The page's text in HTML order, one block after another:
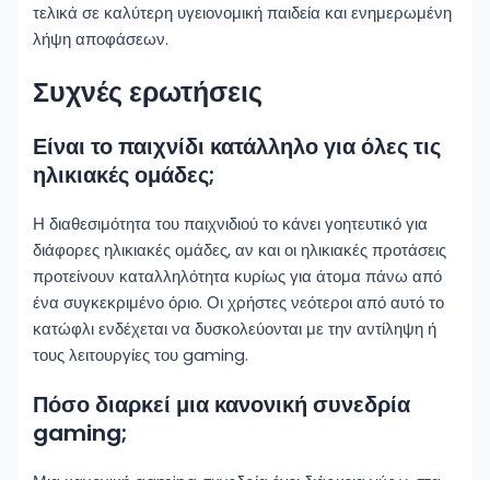
τελικά σε καλύτερη υγειονομική παιδεία και ενημερωμένη
λήψη αποφάσεων.
Συχνές ερωτήσεις
Είναι το παιχνίδι κατάλληλο για όλες τις
ηλικιακές ομάδες;
Η διαθεσιμότητα του παιχνιδιού το κάνει γοητευτικό για
διάφορες ηλικιακές ομάδες, αν και οι ηλικιακές προτάσεις
προτείνουν καταλληλότητα κυρίως για άτομα πάνω από
ένα συγκεκριμένο όριο. Οι χρήστες νεότεροι από αυτό το
κατώφλι ενδέχεται να δυσκολεύονται με την αντίληψη ή
τους λειτουργίες του gaming.
Πόσο διαρκεί μια κανονική συνεδρία
gaming;